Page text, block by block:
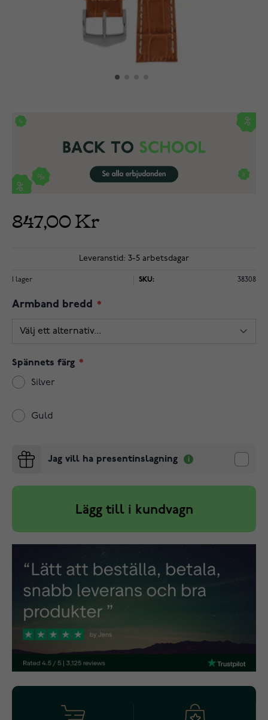
847,00 Kr
Leveranstid: 3-5 arbetsdagar
I lager SKU: 38308
Armband bredd
Spännets färg
Silver
Guld
Jag vill ha presentinslagning
Lägg till i kundvagn